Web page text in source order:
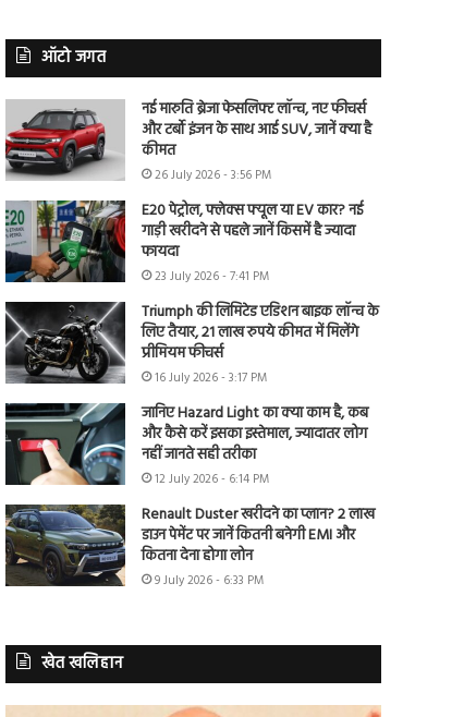
ऑटो जगत
नई मारुति ब्रेजा फेसलिफ्ट लॉन्च, नए फीचर्स
और टर्बो इंजन के साथ आई SUV, जानें क्या है
कीमत
26 July 2026 - 3:56 PM
E20 पेट्रोल, फ्लेक्स फ्यूल या EV कार? नई
गाड़ी खरीदने से पहले जानें किसमें है ज्यादा
फायदा
23 July 2026 - 7:41 PM
Triumph की लिमिटेड एडिशन बाइक लॉन्च के
लिए तैयार, 21 लाख रुपये कीमत में मिलेंगे
प्रीमियम फीचर्स
16 July 2026 - 3:17 PM
जानिए Hazard Light का क्या काम है, कब
और कैसे करें इसका इस्तेमाल, ज्यादातर लोग
नहीं जानते सही तरीका
12 July 2026 - 6:14 PM
Renault Duster खरीदने का प्लान? 2 लाख
डाउन पेमेंट पर जानें कितनी बनेगी EMI और
कितना देना होगा लोन
9 July 2026 - 6:33 PM
खेत खलिहान